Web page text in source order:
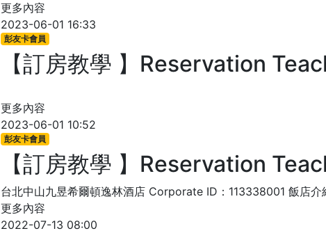
更多內容
2023-06-01 16:33
彭友卡會員
【訂房教學 】Reservation
更多內容
2023-06-01 10:52
彭友卡會員
【訂房教學 】Reservation
台北中山九昱希爾頓逸林酒店 Corporate ID：113338001 飯店介
更多內容
2022-07-13 08:00